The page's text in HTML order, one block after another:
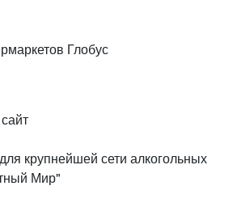
Глобус
крупнейшей сети алкогольных
Мир"